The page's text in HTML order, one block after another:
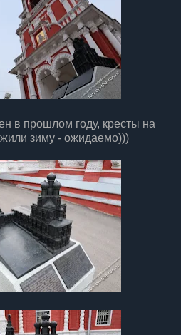
в прошлом году, кресты на
зиму - ожидаемо)))